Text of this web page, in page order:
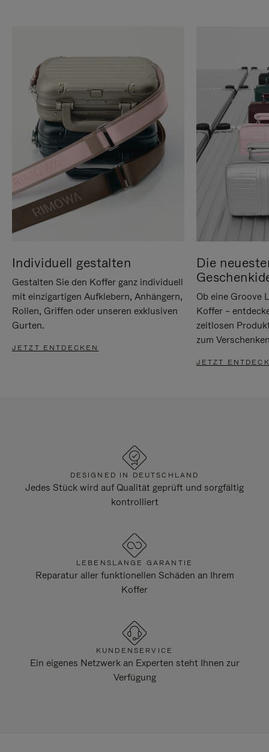
Individuell gestalten
Gestalten Sie den Koffer ganz individuell
mit einzigartigen Aufklebern, Anhängern,
Rollen, Griffen oder unseren exklusiven
Gurten.
JETZT ENTDECKEN
Die
Ob eine Groove
Koffer –
zeitlosen
zum
JETZT
DESIGNED IN DEUTSCHLAND
Jedes Stück wird auf Qualität geprüft und sorgfältig
kontrolliert
LEBENSLANGE GARANTIE
Reparatur aller funktionellen Schäden an Ihrem
Koffer
KUNDENSERVICE
Ein eigenes Netzwerk an Experten steht Ihnen zur
Verfügung